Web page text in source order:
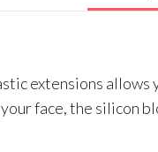
extensions
face, the silicon